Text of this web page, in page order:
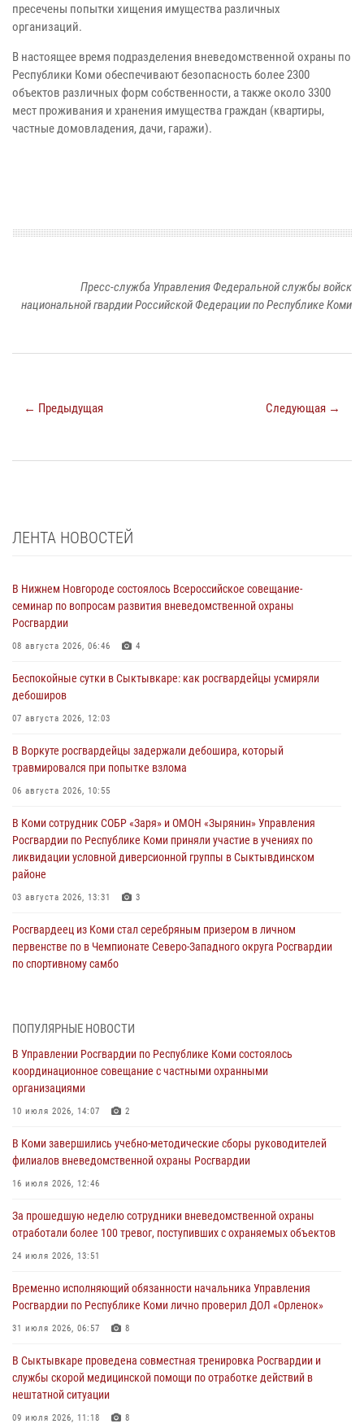
пресечены попытки хищения имущества различных
организаций.
В настоящее время подразделения вневедомственной охраны по
Республики Коми обеспечивают безопасность более 2300
объектов различных форм собственности, а также около 3300
мест проживания и хранения имущества граждан (квартиры,
частные домовладения, дачи, гаражи).
Пресс-служба Управления Федеральной службы войск
национальной гвардии Российской Федерации по Республике Коми
← Предыдущая Следующая →
ЛЕНТА НОВОСТЕЙ
В Нижнем Новгороде состоялось Всероссийское совещание-
семинар по вопросам развития вневедомственной охраны
Росгвардии
08 августа 2026, 06:46 4
Беспокойные сутки в Сыктывкаре: как росгвардейцы усмиряли
дебоширов
07 августа 2026, 12:03
В Воркуте росгвардейцы задержали дебошира, который
травмировался при попытке взлома
06 августа 2026, 10:55
В Коми сотрудник СОБР «Заря» и ОМОН «Зырянин» Управления
Росгвардии по Республике Коми приняли участие в учениях по
ликвидации условной диверсионной группы в Сыктывдинском
районе
03 августа 2026, 13:31 3
Росгвардеец из Коми стал серебряным призером в личном
первенстве по в Чемпионате Северо-Западного округа Росгвардии
по спортивному самбо
законодательстве в сфере оборота оружия и продолжают изымать
оружие за нарушения
02 августа 2026, 06:17
В Койгородском районе местный житель обратился в Росгвардию
31 июля 2026, 10:55
Временно исполняющий обязанности начальника Управления
31 июля 2026, 06:57 8
В Усинске росгвардейцы оперативно отработали план «Квартал»
В Санкт-Петербурге прошел окружной этап ежегодного
Всероссийского конкурса профессионального мастерства среди
28 июля 2026, 15:09 12
ПОПУЛЯРНЫЕ НОВОСТИ
В Управлении Росгвардии по Республике Коми состоялось
координационное совещание с частными охранными
организациями
10 июля 2026, 14:07 2
В Коми завершились учебно-методические сборы руководителей
филиалов вневедомственной охраны Росгвардии
16 июля 2026, 12:46
За прошедшую неделю сотрудники вневедомственной охраны
отработали более 100 тревог, поступивших с охраняемых объектов
24 июля 2026, 13:51
Временно исполняющий обязанности начальника Управления
Росгвардии по Республике Коми лично проверил ДОЛ «Орленок»
31 июля 2026, 06:57 8
В Сыктывкаре проведена совместная тренировка Росгвардии и
службы скорой медицинской помощи по отработке действий в
нештатной ситуации
09 июля 2026, 11:18 8